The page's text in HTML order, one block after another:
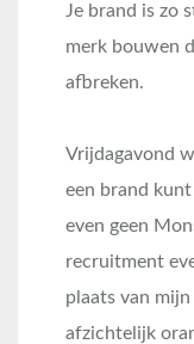
Je brand is zo
merk bouwen
afbreken.
Vrijdagavond
een brand
even geen
recruitment
plaats van
afzichtelijk